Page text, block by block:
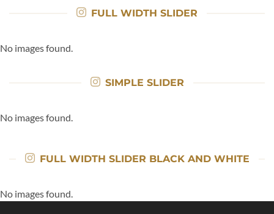
FULL WIDTH SLIDER
No images found.
SIMPLE SLIDER
No images found.
FULL WIDTH SLIDER BLACK AND WHITE
No images found.